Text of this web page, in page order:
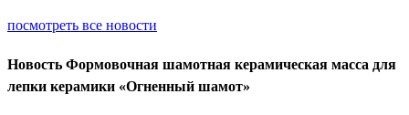
посмотреть все новости
Новость Формовочная шамотная керамическая масса для
лепки керамики «Огненный шамот»